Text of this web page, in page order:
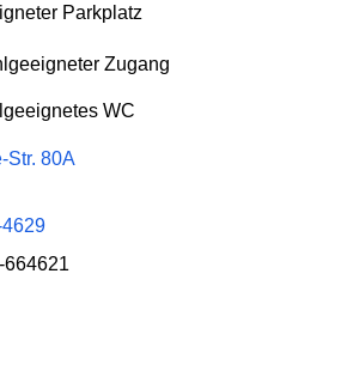
Parkplatz
Zugang
WC
Str. 80A
664621